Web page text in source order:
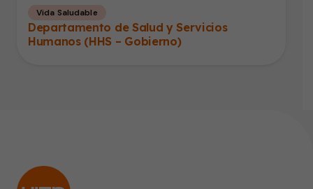
Vida Saludable
Departamento de Salud y Servicios
Humanos (HHS – Gobierno)